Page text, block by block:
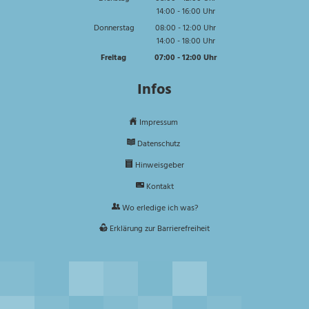
Von 08:00 bis 12:00 Uhr
14:00 -16:00 Uhr
Von 14:00 bis 16:00 Uhr
Donnerstag 08:00 -12:00 Uhr
Von 08:00 bis 12:00 Uhr
14:00 -18:00 Uhr
Von 14:00 bis 18:00 Uhr
Freitag 07:00 -12:00 Uhr
Infos
Impressum
Datenschutz
Hinweisgeber
Kontakt
Wo erledige ich was?
Erklärung zur Barrierefreiheit